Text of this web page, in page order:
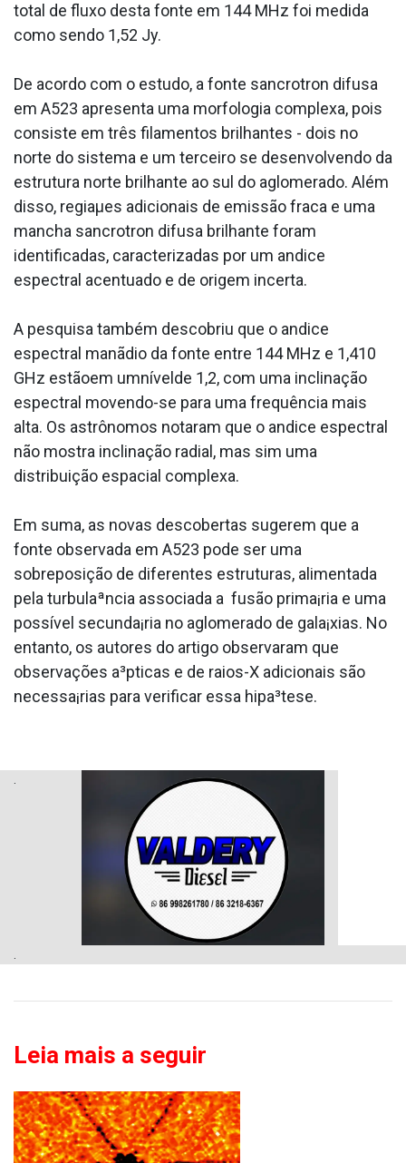
total de fluxo desta fonte em 144 MHz foi medida
como sendo 1,52 Jy.
De acordo com o estudo, a fonte sa­ncrotron difusa
em A523 apresenta uma morfologia complexa, pois
consiste em três filamentos brilhantes - dois no
norte do sistema e um terceiro se desenvolvendo da
estrutura norte brilhante ao sul do aglomerado. Além
disso, regiaµes adicionais de emissão fraca e uma
mancha sa­ncrotron difusa brilhante foram
identificadas, caracterizadas por um a­ndice
espectral acentuado e de origem incerta.
A pesquisa também descobriu que o a­ndice
espectral manãdio da fonte entre 144 MHz e 1,410
GHz estãoem umnívelde 1,2, com uma inclinação
espectral movendo-se para uma frequência mais
alta. Os astrônomos notaram que o a­ndice espectral
não mostra inclinação radial, mas sim uma
distribuição espacial complexa.
Em suma, as novas descobertas sugerem que a
fonte observada em A523 pode ser uma
sobreposição de diferentes estruturas, alimentada
pela turbulaªncia associada a fusão prima¡ria e uma
possí­vel secunda¡ria no aglomerado de gala¡xias. No
entanto, os autores do artigo observaram que
observações a³pticas e de raios-X adicionais são
necessa¡rias para verificar essa hipa³tese.
.
Leia mais a seguir